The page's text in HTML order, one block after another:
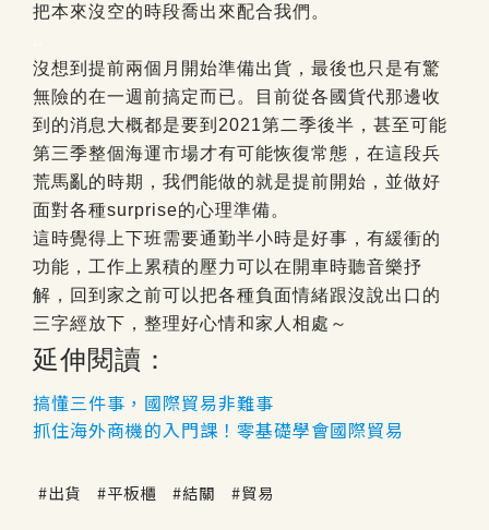
把本來沒空的時段喬出來配合我們。
沒想到提前兩個月開始準備出貨，最後也只是有驚
無險的在一週前搞定而已。目前從各國貨代那邊收
到的消息大概都是要到2021第二季後半，甚至可能
第三季整個海運市場才有可能恢復常態，在這段兵
荒馬亂的時期，我們能做的就是提前開始，並做好
面對各種surprise的心理準備。
這時覺得上下班需要通勤半小時是好事，有緩衝的
功能，工作上累積的壓力可以在開車時聽音樂抒
解，回到家之前可以把各種負面情緒跟沒說出口的
三字經放下，整理好心情和家人相處～
延伸閱讀：
搞懂三件事，國際貿易非難事
抓住海外商機的入門課！零基礎學會國際貿易
出貨 平板櫃 結關 貿易